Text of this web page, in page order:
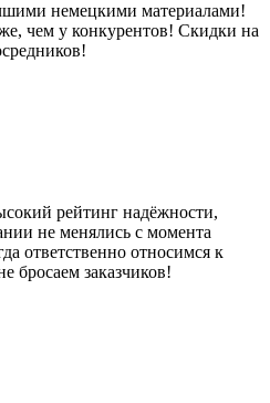
немецкими материалами!
чем у конкурентов! Скидки на
рейтинг надёжности,
не менялись с момента
ответственно относимся к
бросаем заказчиков!